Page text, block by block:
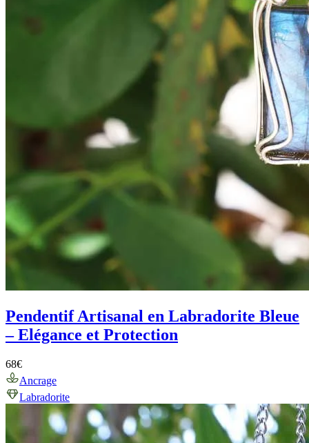
Pendentif Artisanal en Labradorite Bleue
– Elégance et Protection
68€
Ancrage
Labradorite